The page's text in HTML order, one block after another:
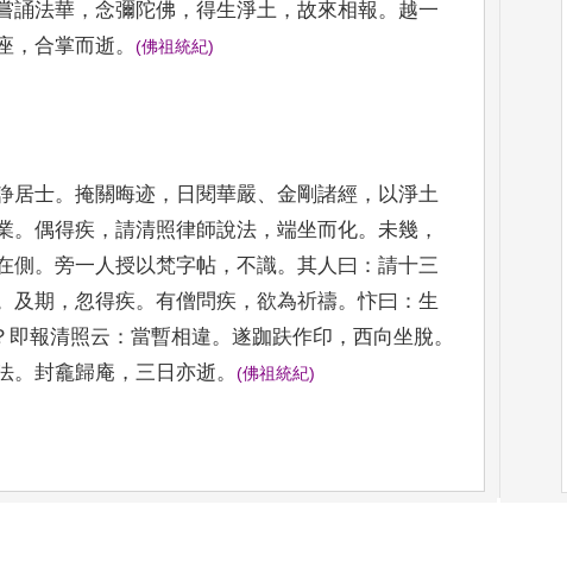
誦法華 ， 念彌陀佛 ， 得生淨土 ， 故來相報。 越一
， 合掌而逝。 (佛祖統紀)
居士。 掩關晦迹 ， 日閱華嚴、 金剛諸經 ， 以淨土
。 偶得疾 ， 請清照律師說法 ， 端坐而化。 未幾 ，
側 。 旁一人授以梵字帖 ， 不識。 其人曰 ： 請十三
及期 ， 忽得疾。 有僧問疾 ， 欲為祈禱。忭曰 ： 生
即報清照云 ： 當暫相違。 遂跏趺作印 ， 西向坐脫。
。 封龕歸庵 ， 三日亦逝。 (佛祖統紀)